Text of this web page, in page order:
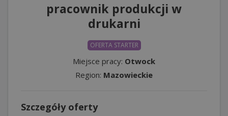
pracownik produkcji w
drukarni
OFERTA STARTER
Miejsce pracy: Otwock
Region: Mazowieckie
Szczegóły oferty